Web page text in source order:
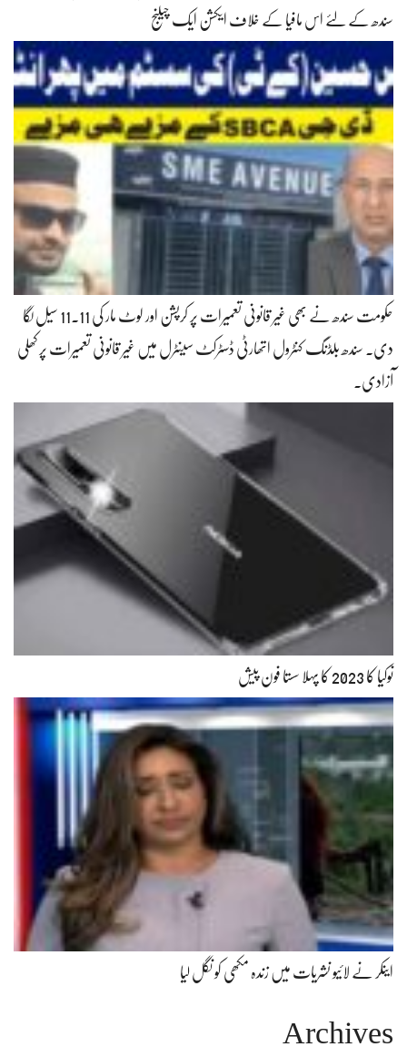
سندھ کے لئے اس مافیا کے خلاف ایکشن ایک چیلنج
حکومت سندھ نے بھی غیر قانونی تعمیرات پر کرپشن اور لوٹ مار کی 11.11 سیل لگا
دی۔ سندھ بلڈنگ کنٹرول اتھارٹی ڈسٹرکٹ سینٹرل میں غیر قانونی تعمیرات پر کھلی
آزادی۔
نوکیا کا 2023 کا پہلا سستا فون پیش
اینکر نے لائیو نشریات میں زندہ مکھی کو نگل لیا
Archives